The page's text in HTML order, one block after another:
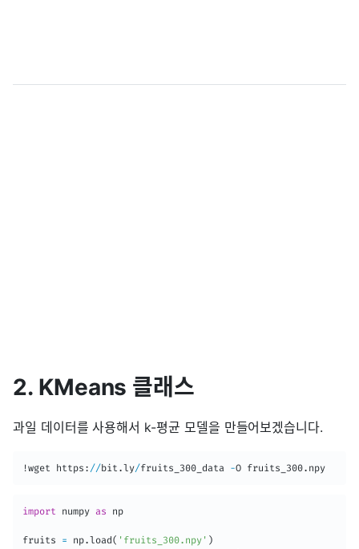
2. KMeans 클래스
과일 데이터를 사용해서 k-평균 모델을 만들어보겠습니다.
!wget https : //bit .ly/fruits_300_data -O fruits_300. npy
import numpy as np
fruits = np.load( 'fruits_300.npy' )